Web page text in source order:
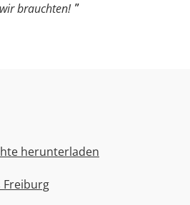
brauchten!
herunterladen
Freiburg